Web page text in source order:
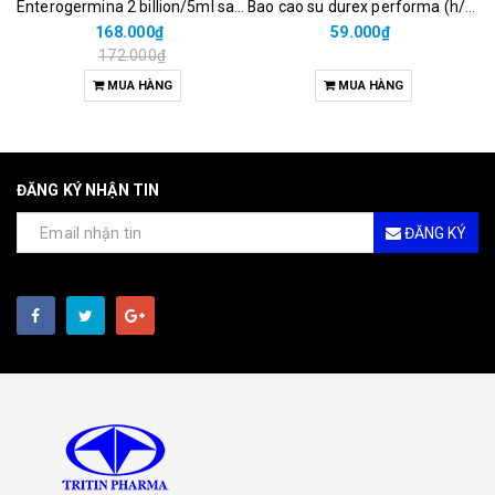
168.000₫
172.000₫
MUA HÀNG
59.000₫
MUA HÀNG
ĐĂNG KÝ NHẬN TIN
ĐĂNG KÝ